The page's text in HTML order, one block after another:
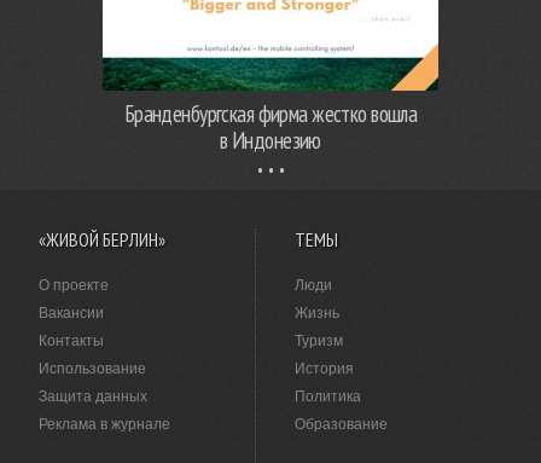
Бранденбургская фирма жестко вошла
в Индонезию
«ЖИВОЙ БЕРЛИН»
О проекте
Вакансии
Контакты
Использование
Защита данных
Реклама в журнале
ТЕМЫ
Люди
Жизнь
Туризм
История
Политика
Образование